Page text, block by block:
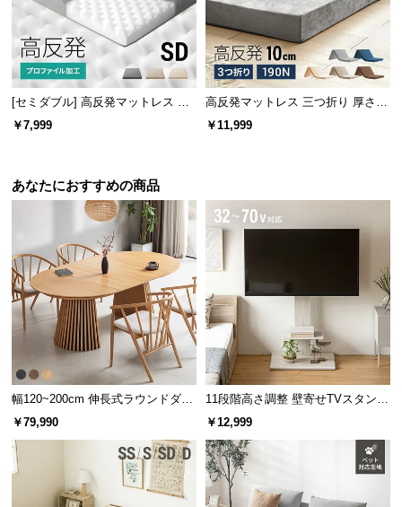
[セミダブル] 高反発マットレス 体
圧分散プロファイル加工 厚さ10cm
￥7,999
高反発マットレス 三つ折り 厚さ10
cm D
￥11,999
あなたにおすすめの商品
幅120~200cm 伸長式ラウンドダイ
ニングテーブル 6人掛け 天然木突
￥79,990
11段階高さ調整 壁寄せTVスタンド
キャスター付き 上下左右角度調節
￥12,999